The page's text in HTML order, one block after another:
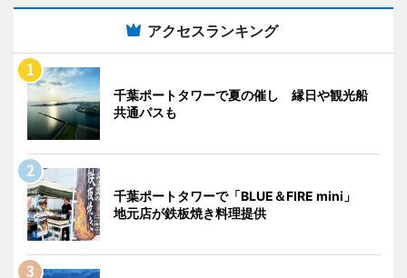
アクセスランキング
千葉ポートタワーで夏の催し 縁日や観光船
共通パスも
千葉ポートタワーで「BLUE＆FIRE mini」
地元店が鉄板焼き料理提供